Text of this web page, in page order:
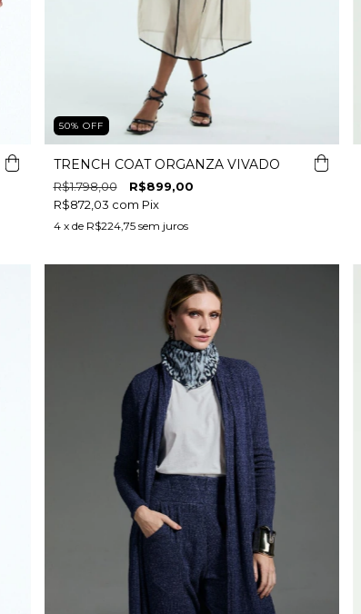
50% OFF
TRENCH COAT ORGANZA VIVADO
R$1.798,00
R$899,00
R$872,03 com Pix
4 x de R$224,75 sem juros